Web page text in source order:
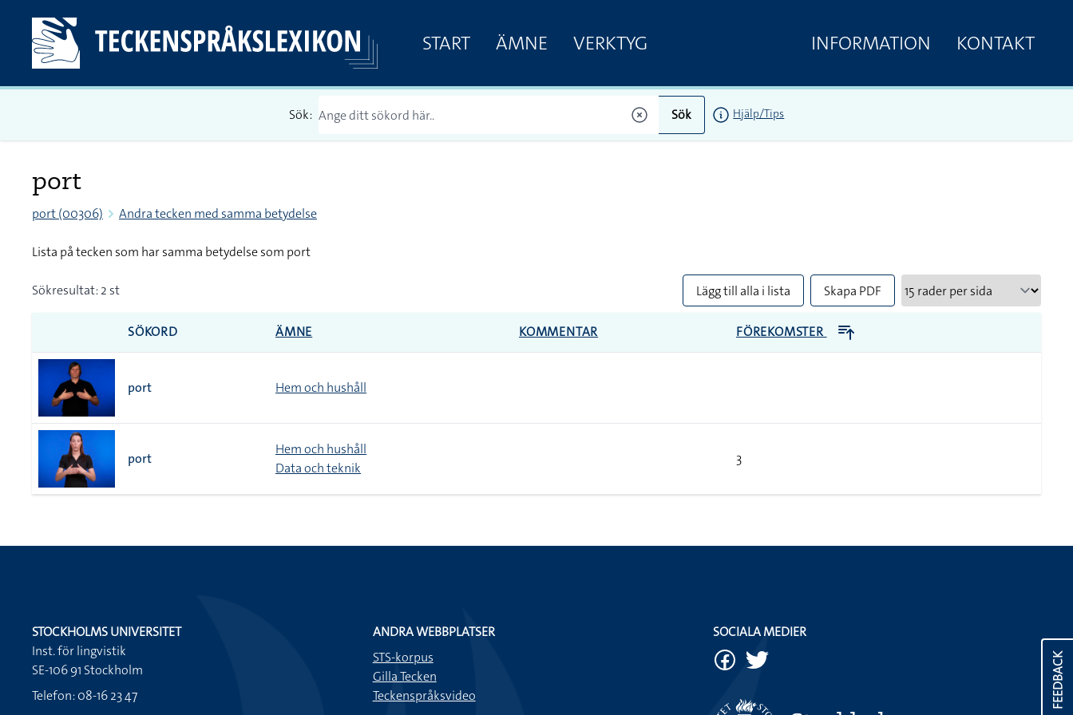
START ÄMNE VERKTYG INFORMATION KONTAKT
Sök: Sök Hjälp/Tips
port
port (00306) Andra tecken med samma betydelse
Lista på tecken som har samma betydelse som port
Sökresultat: 2 st Lägg till alla i lista Skapa PDF
SÖKORD ÄMNE KOMMENTAR FÖREKOMSTER
port Hem och hushåll
port
Hem och hushåll
Data och teknik
3
FEEDBACK
STOCKHOLMS UNIVERSITET
Inst. för lingvistik
SE-106 91 Stockholm
Telefon: 08-16 23 47
ANDRA WEBBPLATSER
STS-korpus
Gilla Tecken
Teckenspråksvideo
SOCIALA MEDIER